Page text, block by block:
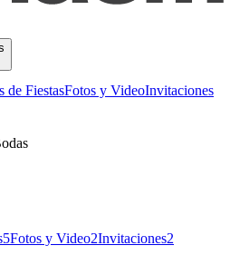
de FiestasFotos y VideoInvitaciones
5Fotos y Video2Invitaciones2